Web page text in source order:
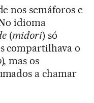
nos semáforos e
idioma
(midori) só
compartilhava o
), mas os
a chamar